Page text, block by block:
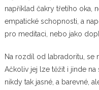
například čakry třetího oka,
empatické schopnosti, a
pro meditaci, nebo jako
Na rozdíl od labradoritu, se
Ačkoliv jej lze těžit i jinde
nikdy tak jasné, a barevné,